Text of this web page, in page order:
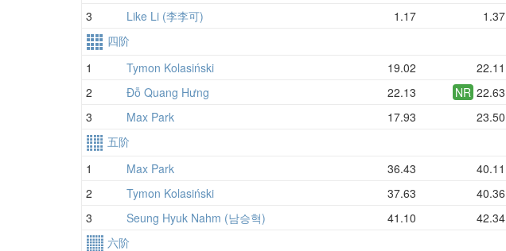
3 Like Li (李李可) 1.17 1.37
四阶
1
Tymon Kolasiński 19.02 22.11
2 Đỗ Quang Hưng 22.13 NR 22.63
3 Max Park 17.93 23.50
五阶
1
Max Park 36.43 40.11
2 Tymon Kolasiński 37.63 40.36
3 Seung Hyuk Nahm (남승혁) 41.10 42.34
六阶